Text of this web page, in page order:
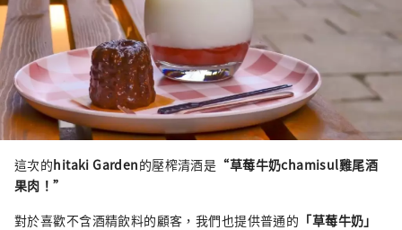
這次的hitaki Garden的壓榨清酒是 “草莓牛奶chamisul雞尾酒
果肉！”
對於喜歡不含酒精飲料的顧客，我們也提供普通的 「草莓牛奶」